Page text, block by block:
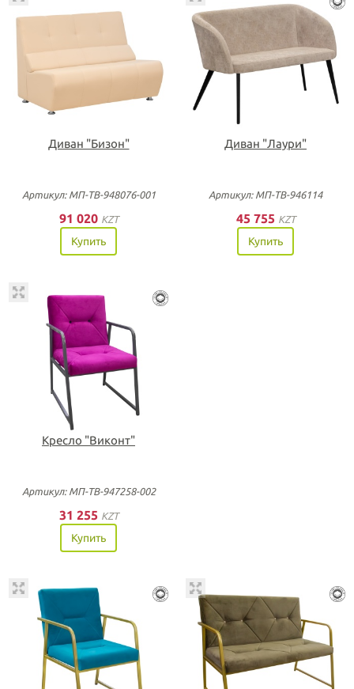
Диван "Бизон"
Артикул: МП-ТВ-948076-001
91 020 KZT
Купить
Диван "Лаури"
Артикул: МП-ТВ-946114
45 755 KZT
Купить
Кресло "Виконт"
Артикул: МП-ТВ-947258-002
31 255 KZT
Купить